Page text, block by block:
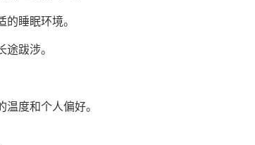
睡眠环境。
跋涉。
度和个人偏好。